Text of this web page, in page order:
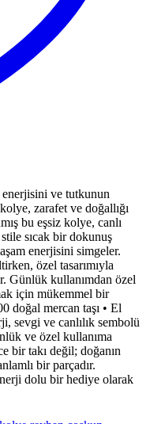
ve tutkunun
zarafet ve doğallığı
bu eşsiz kolye, canlı
sıcak bir dokunuş
enerjisini simgeler.
özel tasarımıyla
Günlük kullanımdan özel
için mükemmel bir
doğal mercan taşı • El
sevgi ve canlılık sembolü
ve özel kullanıma
bir takı değil; doğanın
bir parçadır.
dolu bir hediye olarak